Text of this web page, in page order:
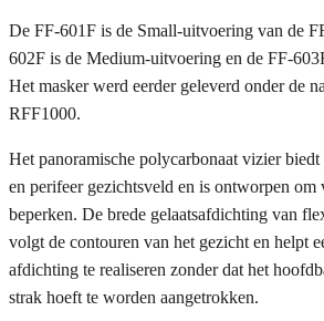
De FF-601F is de Small-uitvoering van de
602F is de Medium-uitvoering en de FF-
Het masker werd eerder geleverd onder de
RFF1000.
Het panoramische polycarbonaat vizier biedt
en perifeer gezichtsveld en is ontworpen
beperken. De brede gelaatsafdichting van
volgt de contouren van het gezicht en helpt
afdichting te realiseren zonder dat het
strak hoeft te worden aangetrokken.